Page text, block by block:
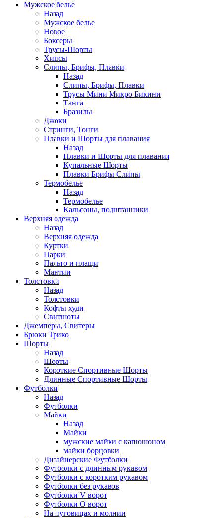
Мужское белье
Назад
Мужское белье
Новое
Боксеры
Трусы-Шорты
Хипсы
Слипы, Брифы, Плавки
Назад
Слипы, Брифы, Плавки
Трусы Мини Микро Бикини
Танга
Бразилы
Джоки
Стринги, Тонги
Плавки и Шорты для плавания
Назад
Плавки и Шорты для плавания
Купальные Шорты
Плавки Брифы Слипы
Термобелье
Назад
Термобелье
Кальсоны, подштанники
Верхняя одежда
Назад
Верхняя одежда
Куртки
Парки
Пальто и плащи
Мантии
Толстовки
Назад
Толстовки
Кофты худи
Свитшоты
Джемперы, Свитеры
Брюки Трико
Шорты
Назад
Шорты
Короткие Спортивные Шорты
Длинные Спортивные Шорты
Футболки
Назад
Футболки
Майки
Назад
Майки
мужские майки с капюшоном
майки борцовки
Дизайнерские Футболки
Футболки с длинным рукавом
Футболки с коротким рукавом
Футболки без рукавов
Футболки V ворот
Футболки O ворот
На пуговицах и молнии